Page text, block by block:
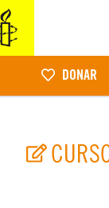
DONAR